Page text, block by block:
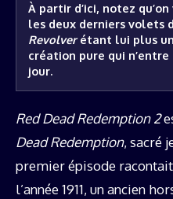
À partir d’ici, notez
les deux derniers volets
Revolver étant lui plus
création pure qui
jour.
Red Dead Redemption 2
Dead Redemption, sacré
premier épisode
l’année 1911, un ancien